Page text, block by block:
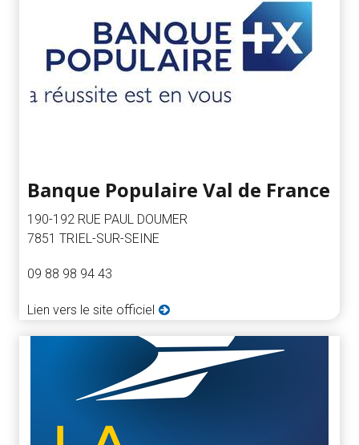
Banque Populaire Val de France
190-192 RUE PAUL DOUMER
7851 TRIEL-SUR-SEINE
09 88 98 94 43
Lien vers le site officiel